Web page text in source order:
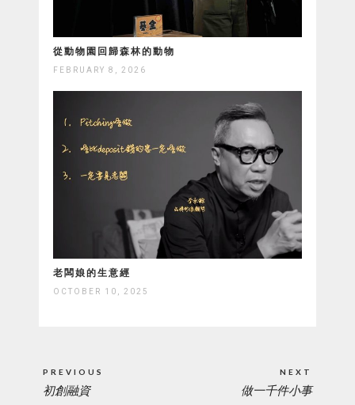
從動物園回歸森林的動物
FEBRUARY 8, 2026
老闆娘的生意經
OCTOBER 10, 2025
navigation
PREVIOUS
PREVIOUS
初創融資
NEXT
NEXT
做一千件小事